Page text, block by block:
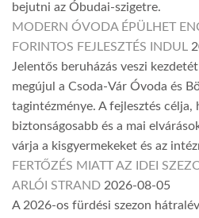
bejutni az Óbudai-szigetre.
MODERN ÓVODA ÉPÜLHET
FORINTOS FEJLESZTÉS INDUL
Jelentős beruházás veszi
megújul a Csoda-Vár Óvoda és
tagintézménye. A fejlesztés célja,
biztonságosabb és a mai
várja a kisgyermekeket és az
FERTŐZÉS MIATT AZ IDEI
ARLÓI STRAND 2026-08-05
A 2026-os fürdési szezon